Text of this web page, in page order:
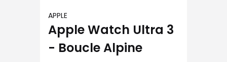
APPLE
Apple Watch Ultra 3
- Boucle Alpine